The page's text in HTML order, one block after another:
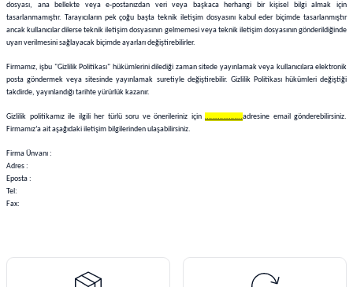
dosyası, ana bellekte veya e-postanızdan veri veya başkaca herhangi bir kişisel bilgi almak için
tasarlanmamıştır. Tarayıcıların pek çoğu başta teknik iletişim dosyasını kabul eder biçimde tasarlanmıştır
ancak kullanıcılar dilerse teknik iletişim dosyasının gelmemesi veya teknik iletişim dosyasının gönderildiğinde
uyarı verilmesini sağlayacak biçimde ayarları değiştirebilirler.
Firmamız, işbu "Gizlilik Politikası" hükümlerini dilediği zaman sitede yayınlamak veya kullanıcılara elektronik
posta göndermek veya sitesinde yayınlamak suretiyle değiştirebilir. Gizlilik Politikası hükümleri değiştiği
takdirde, yayınlandığı tarihte yürürlük kazanır.
Gizlilik politikamız ile ilgili her türlü soru ve önerileriniz için ………………..adresine email gönderebilirsiniz.
Firmamız’a ait aşağıdaki iletişim bilgilerinden ulaşabilirsiniz.
Firma Ünvanı :
Adres :
Eposta :
Tel:
Fax: